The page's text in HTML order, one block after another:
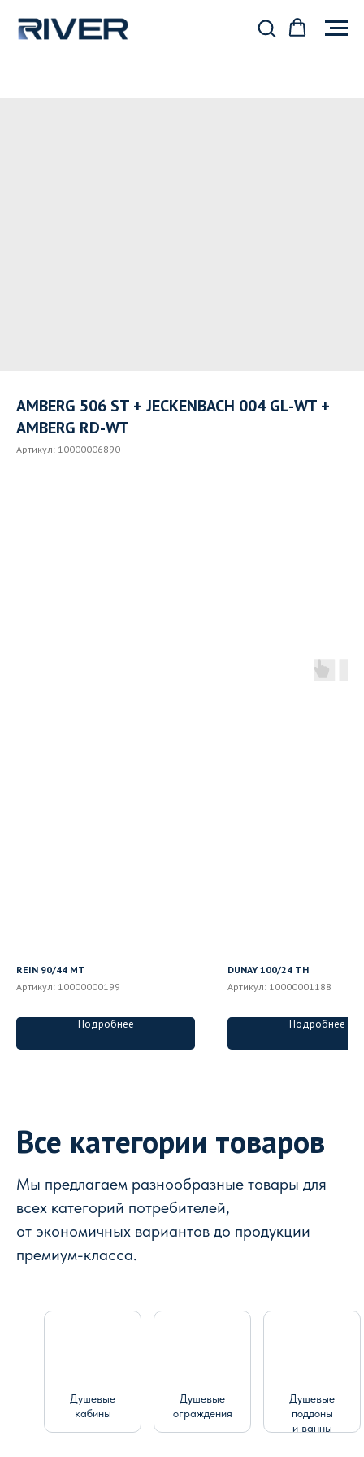
AMBERG 506 ST + JECKENBACH 004 GL-WT +
AMBERG RD-WT
Артикул: 10000006890
REIN 90/44 MT
Артикул: 10000000199
Подробнее
DUNAY 100/24 ТН
Артикул: 10000001188
Подробнее
Все категории товаров
Мы предлагаем разнообразные товары для
всех категорий потребителей,
от экономичных вариантов до продукции
премиум-класса.
Душевые
кабины
Душевые
ограждения
Душевые
поддоны
и ванны